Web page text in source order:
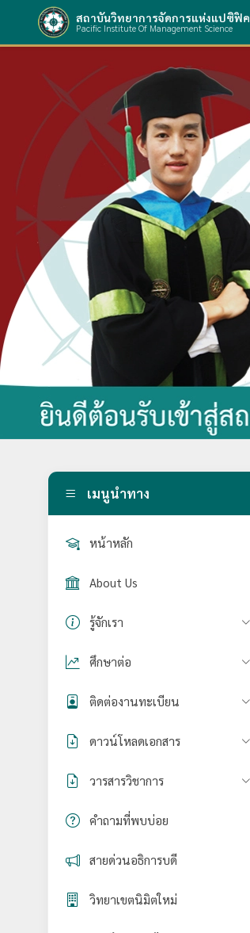
สถาบันวิทยาการจัดการแห่งแปซิฟิค
Pacific Institute Of Management Science
เมนูนำทาง
หน้าหลัก
About Us
รู้จักเรา
ศึกษาต่อ
ติดต่องานทะเบียน
ดาวน์โหลดเอกสาร
วารสารวิชาการ
คำถามที่พบบ่อย
สายด่วนอธิการบดี
วิทยาเขตนิมิตใหม่